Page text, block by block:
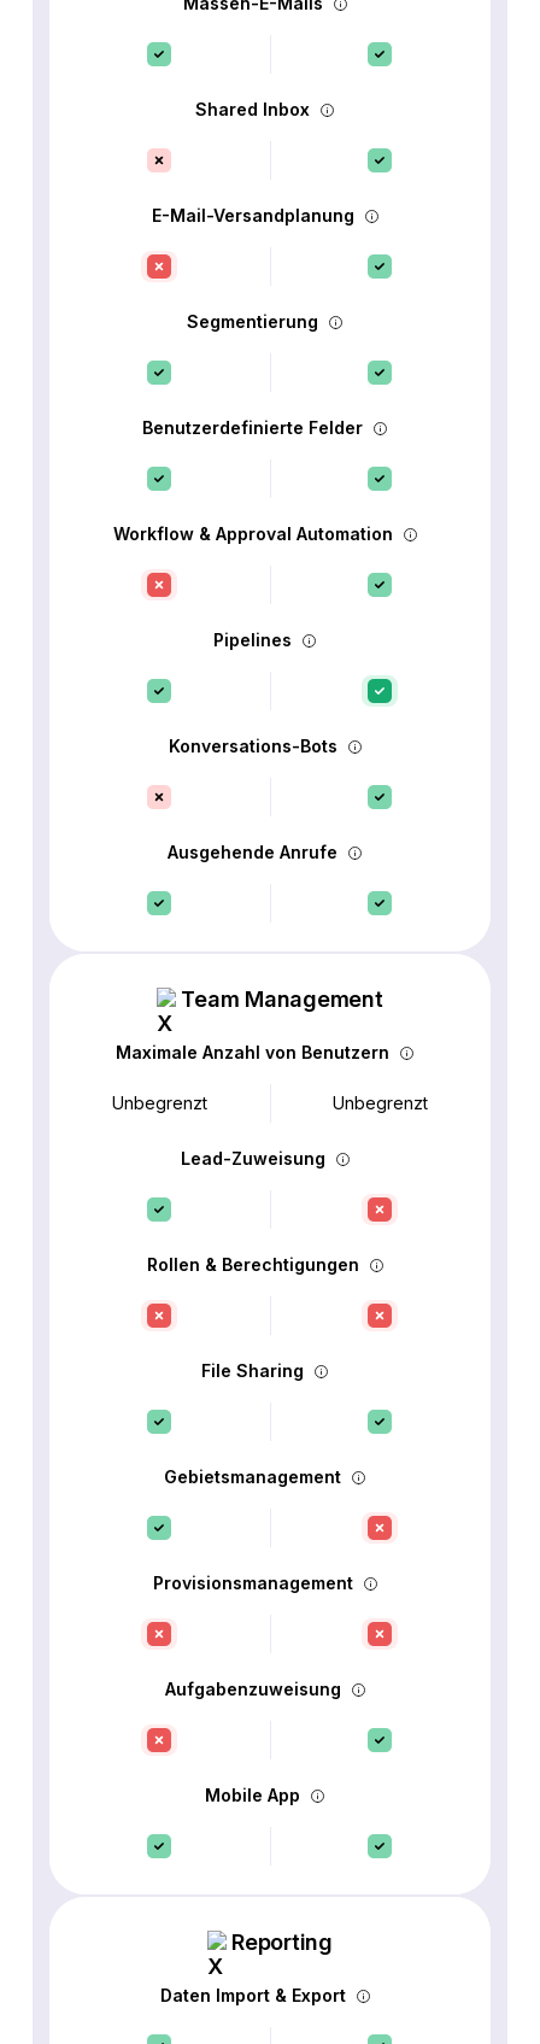
Shared Inbox
E-Mail-Versandplanung
Segmentierung
Benutzerdefinierte Felder
Workflow & Approval Automation
Pipelines
Konversations-Bots
Ausgehende Anrufe
Team Management
Maximale Anzahl von Benutzern
Unbegrenzt Unbegrenzt
Lead-Zuweisung
Rollen & Berechtigungen
File Sharing
Gebietsmanagement
Provisionsmanagement
Aufgabenzuweisung
Mobile App
Reporting
Daten Import & Export